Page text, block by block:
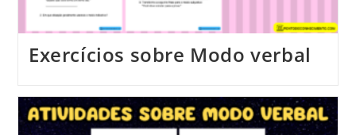
Exercícios sobre Modo verbal